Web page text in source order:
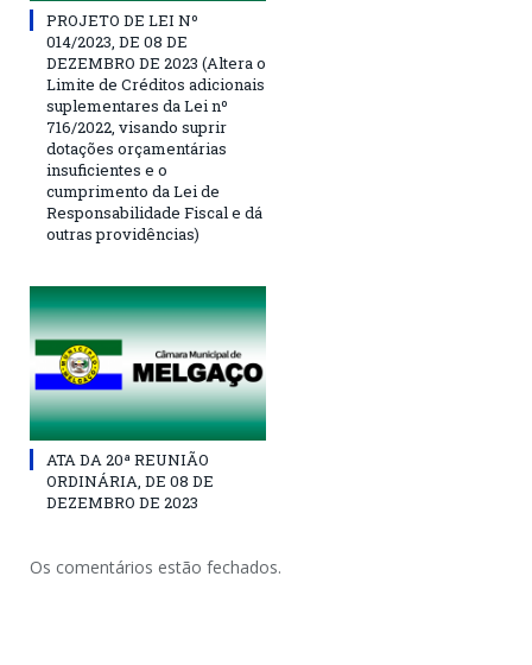
PROJETO DE LEI Nº
014/2023, DE 08 DE
DEZEMBRO DE 2023 (Altera o
Limite de Créditos adicionais
suplementares da Lei nº
716/2022, visando suprir
dotações orçamentárias
insuficientes e o
cumprimento da Lei de
Responsabilidade Fiscal e dá
outras providências)
ATA DA 20ª REUNIÃO
ORDINÁRIA, DE 08 DE
DEZEMBRO DE 2023
Os comentários estão fechados.